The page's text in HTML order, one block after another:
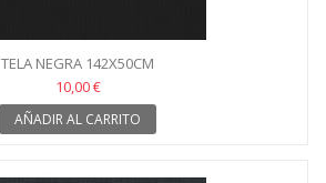
TELA NEGRA 142X50CM
10,00 €
AÑADIR AL CARRITO